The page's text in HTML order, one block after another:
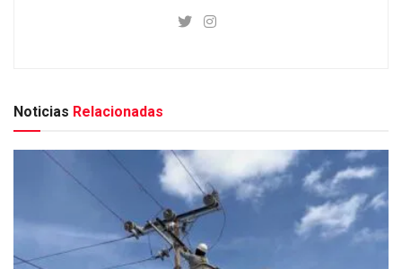
Noticias Relacionadas